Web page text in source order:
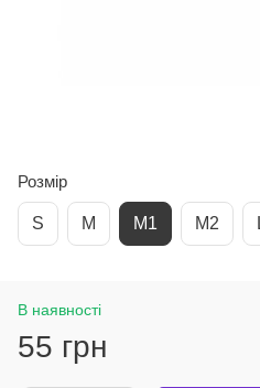
Розмір
S M M1 M2
В наявності
55 грн